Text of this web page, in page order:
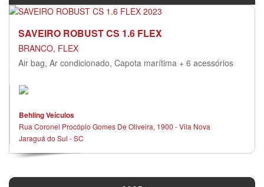
SAVEIRO ROBUST CS 1.6 FLEX
BRANCO, FLEX
Air bag, Ar condicionado, Capota marítima + 6 acessórios
Behling Veículos
Rua Coronel Procópio Gomes De Oliveira, 1900 - Vila Nova
Jaraguá do Sul - SC